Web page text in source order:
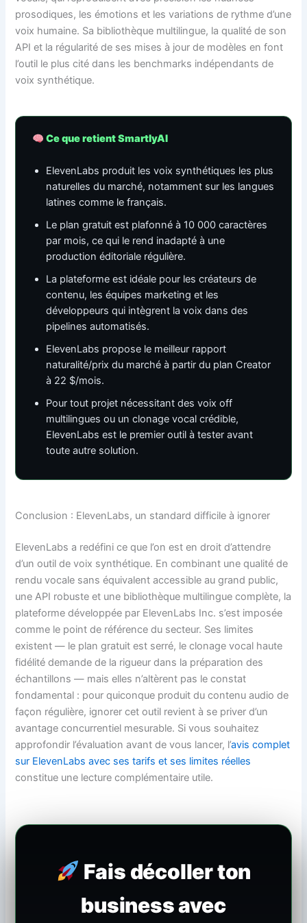
prosodiques, les émotions et les variations de rythme d’une
voix humaine. Sa bibliothèque multilingue, la qualité de son
API et la régularité de ses mises à jour de modèles en font
l’outil le plus cité dans les benchmarks indépendants de
voix synthétique.
Ce que retient SmartlyAI
ElevenLabs produit les voix synthétiques les plus
naturelles du marché, notamment sur les langues
latines comme le français.
Le plan gratuit est plafonné à 10 000 caractères
par mois, ce qui le rend inadapté à une
production éditoriale régulière.
La plateforme est idéale pour les créateurs de
contenu, les équipes marketing et les
développeurs qui intègrent la voix dans des
pipelines automatisés.
ElevenLabs propose le meilleur rapport
naturalité/prix du marché à partir du plan Creator
à 22 $/mois.
Pour tout projet nécessitant des voix off
multilingues ou un clonage vocal crédible,
ElevenLabs est le premier outil à tester avant
toute autre solution.
Conclusion : ElevenLabs, un standard difficile à ignorer
ElevenLabs a redéfini ce que l’on est en droit d’attendre
d’un outil de voix synthétique. En combinant une qualité de
rendu vocale sans équivalent accessible au grand public,
une API robuste et une bibliothèque multilingue complète, la
plateforme développée par ElevenLabs Inc. s’est imposée
comme le point de référence du secteur. Ses limites
existent — le plan gratuit est serré, le clonage vocal haute
fidélité demande de la rigueur dans la préparation des
échantillons — mais elles n’altèrent pas le constat
fondamental : pour quiconque produit du contenu audio de
façon régulière, ignorer cet outil revient à se priver d’un
avantage concurrentiel mesurable. Si vous souhaitez
approfondir l’évaluation avant de vous lancer, l’avis complet
sur ElevenLabs avec ses tarifs et ses limites réelles
constitue une lecture complémentaire utile.
Fais décoller ton
business avec